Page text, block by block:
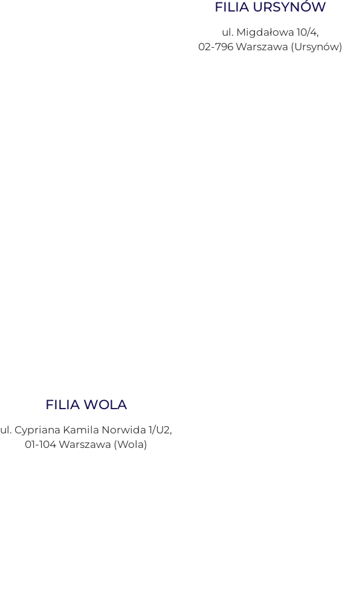
FILIA URSYNÓW
ul. Migdałowa 10/4,
02-796 Warszawa (Ursynów)
FILIA WOLA
ul. Cypriana Kamila Norwida 1/U2,
01-104 Warszawa (Wola)